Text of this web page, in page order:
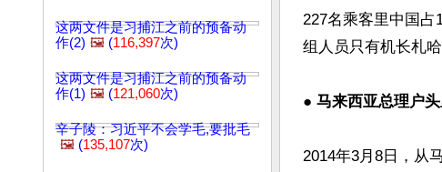
这两文件是习捕江之前的预备动
作(2) 🖼️ (116,397次)
这两文件是习捕江之前的预备动
作(1) 🖼️ (121,060次)
辛子陵：习近平不会学毛,要批毛
🖼️ (135,107次)
227名乘客里中国
组人员只有机长札
● 马来西亚总理户
2014年3月8日，从